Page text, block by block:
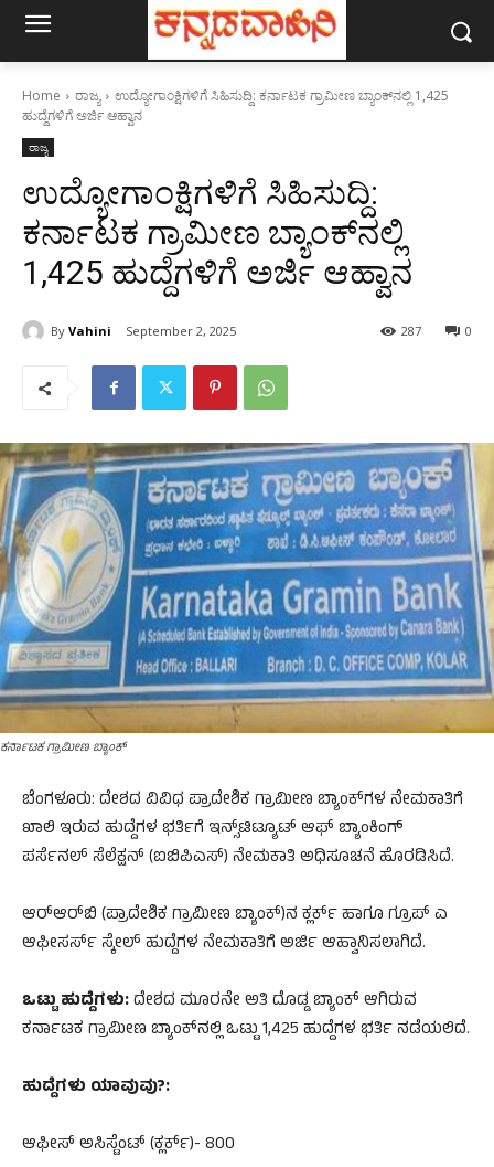
Home ರಾಜ್ಯ
ಉದ್ಯೋಗಾಂಕ್ಷಿಗಳಿಗೆ ಸಿಹಿಸುದ್ದಿ: ಕರ್ನಾಟಕ ಗ್ರಾಮೀಣ ಬ್ಯಾಂಕ್​ನಲ್ಲಿ 1,425
ಹುದ್ದೆಗಳಿಗೆ ಅರ್ಜಿ ಆಹ್ವಾನ
ರಾಜ್ಯ
ಉದ್ಯೋಗಾಂಕ್ಷಿಗಳಿಗೆ ಸಿಹಿಸುದ್ದಿ:
ಕರ್ನಾಟಕ ಗ್ರಾಮೀಣ ಬ್ಯಾಂಕ್​ನಲ್ಲಿ
1,425 ಹುದ್ದೆಗಳಿಗೆ ಅರ್ಜಿ ಆಹ್ವಾನ
By Vahini September 2, 2025 0
287
ಕರ್ನಾಟಕ ಗ್ರಾಮೀಣ ಬ್ಯಾಂಕ್
ಬೆಂಗಳೂರು: ದೇಶದ ವಿವಿಧ ಪ್ರಾದೇಶಿಕ ಗ್ರಾಮೀಣ ಬ್ಯಾಂಕ್​ಗಳ ನೇಮಕಾತಿಗೆ
ಖಾಲಿ ಇರುವ ಹುದ್ದೆಗಳ ಭರ್ತಿಗೆ ಇನ್ಸ್​ಟಿಟ್ಯೂಟ್​ ಆಫ್​ ಬ್ಯಾಂಕಿಂಗ್​
ಪರ್ಸೆನಲ್​ ಸೆಲೆಕ್ಷನ್​ (ಐಬಿಪಿಎಸ್)​ ನೇಮಕಾತಿ ಅಧಿಸೂಚನೆ ಹೊರಡಿಸಿದೆ.
ಆರ್​ಆರ್​ಬಿ (ಪ್ರಾದೇಶಿಕ ಗ್ರಾಮೀಣ ಬ್ಯಾಂಕ್​)ನ ಕ್ಲರ್ಕ್​ ಹಾಗೂ ಗ್ರೂಪ್​ ಎ
ಆಫೀಸರ್ಸ್​ ಸ್ಕೇಲ್​ ಹುದ್ದೆಗಳ ನೇಮಕಾತಿಗೆ ಅರ್ಜಿ ಆಹ್ವಾನಿಸಲಾಗಿದೆ.
ಒಟ್ಟು ಹುದ್ದೆಗಳು:ದೇಶದ ಮೂರನೇ ಅತಿ ದೊಡ್ಡ ಬ್ಯಾಂಕ್​ ಆಗಿರುವ
ಕರ್ನಾಟಕ ಗ್ರಾಮೀಣ ಬ್ಯಾಂಕ್​ನಲ್ಲಿ ಒಟ್ಟು 1,425 ಹುದ್ದೆಗಳ ಭರ್ತಿ ನಡೆಯಲಿದೆ.
ಹುದ್ದೆಗಳು ಯಾವುವು?:
ಆಫೀಸ್​ ಅಸಿಸ್ಟೆಂಟ್​ (ಕ್ಲರ್ಕ್)- 800